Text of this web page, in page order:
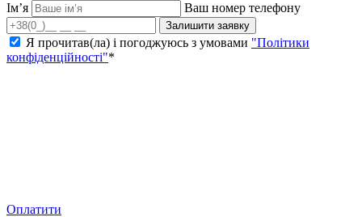
Ім’я Ваш номер телефону
Залишити заявку
Я прочитав(ла) і погоджуюсь з умовами "Політики
конфіденційності"*
Оплатити